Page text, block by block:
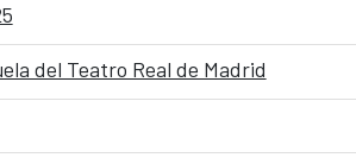
del Teatro Real de Madrid